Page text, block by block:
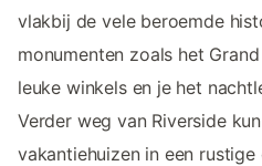
vlakbij de vele beroemde
monumenten zoals het
leuke winkels en je het
Verder weg van Riverside
vakantiehuizen in een